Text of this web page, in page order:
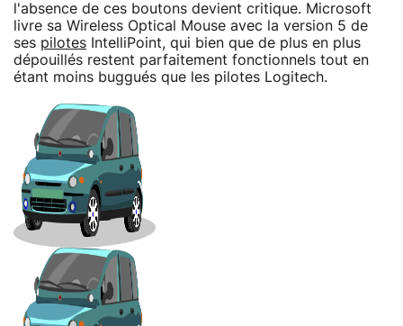
l'absence de ces boutons devient critique. Microsoft
livre sa Wireless Optical Mouse avec la version 5 de
ses pilotes IntelliPoint, qui bien que de plus en plus
dépouillés restent parfaitement fonctionnels tout en
étant moins buggués que les pilotes Logitech.